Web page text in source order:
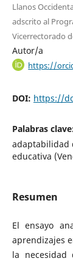
Llanos
adscrito al
Vicerrectorado
Autor/a
https://
DOI: https://
Palabras
adaptabilidad
educativa
Resumen
El ensayo
aprendizajes
la necesidad